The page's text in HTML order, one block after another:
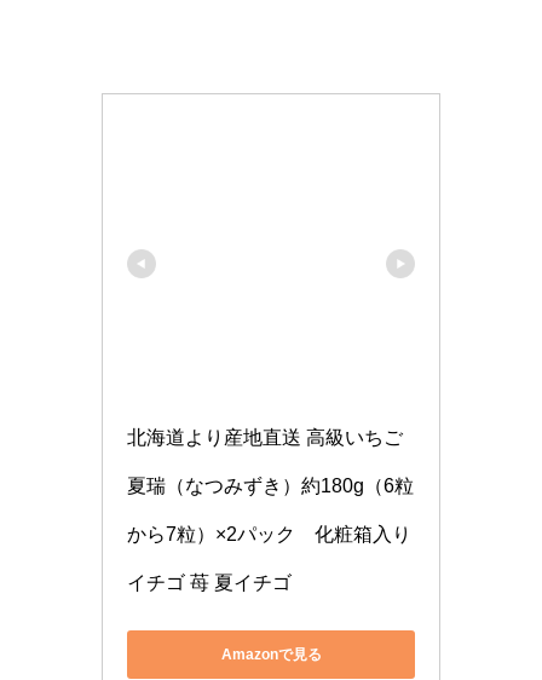
北海道より産地直送 高級いちご
夏瑞（なつみずき）約180g（6粒
から7粒）×2パック　化粧箱入り
イチゴ 苺 夏イチゴ
Amazonで見る